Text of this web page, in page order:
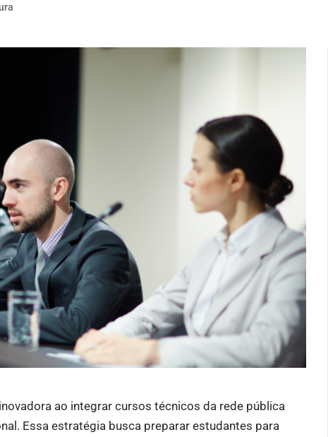
ao integrar cursos técnicos da rede pública
Essa estratégia busca preparar estudantes para